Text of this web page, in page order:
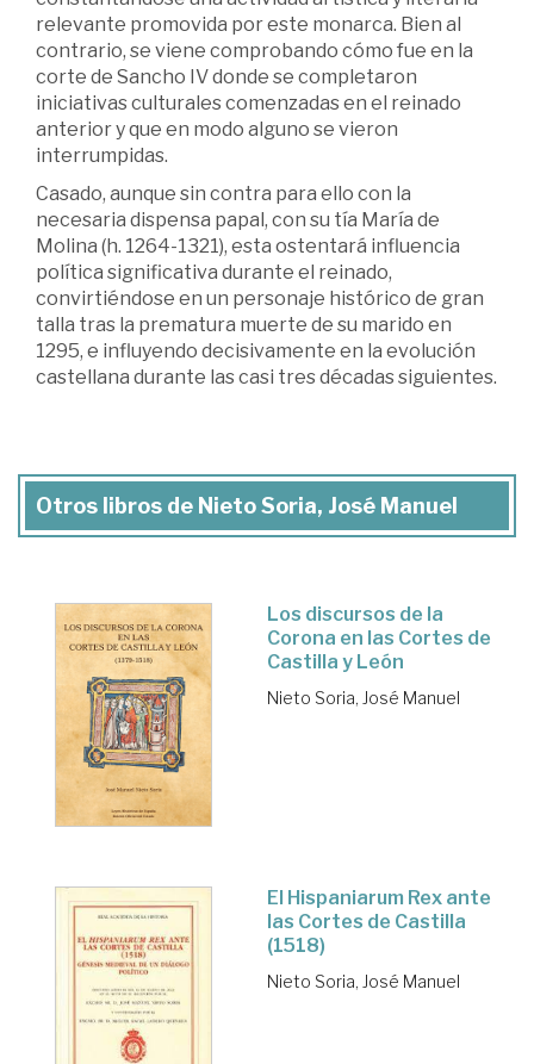
relevante promovida por este monarca. Bien al
contrario, se viene comprobando cómo fue en la
corte de Sancho IV donde se completaron
iniciativas culturales comenzadas en el reinado
anterior y que en modo alguno se vieron
interrumpidas.
Casado, aunque sin contra para ello con la
necesaria dispensa papal, con su tía María de
Molina (h. 1264-1321), esta ostentará influencia
política significativa durante el reinado,
convirtiéndose en un personaje histórico de gran
talla tras la prematura muerte de su marido en
1295, e influyendo decisivamente en la evolución
castellana durante las casi tres décadas siguientes.
Otros libros de Nieto Soria, José Manuel
Los discursos de la
Corona en las Cortes de
Castilla y León
Nieto Soria, José Manuel
El Hispaniarum Rex ante
las Cortes de Castilla
(1518)
Nieto Soria, José Manuel